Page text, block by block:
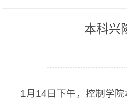
本科兴
1月14日下午，控制学